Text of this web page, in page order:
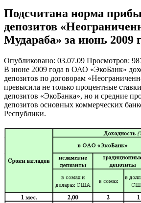
Подсчитана норма
депозитов
Мудараба» за июнь 2009
Опубликовано: 03.07.09 Просмотров:
В июне 2009 года в ОАО «ЭкоБанк»
депозитов по договорам
превысила не только процентные
депозитов «ЭкоБанка», но и средние
депозитов основных коммерческих
Республики.